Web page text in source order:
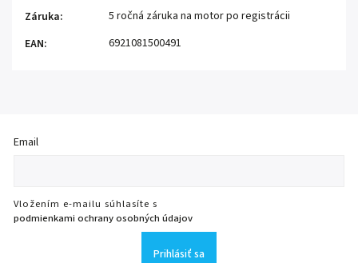
Záruka:
5 ročná záruka na motor po registrácii
EAN: 6921081500491
Email
Vložením e-mailu súhlasíte s
podmienkami ochrany osobných údajov
Prihlásiť sa